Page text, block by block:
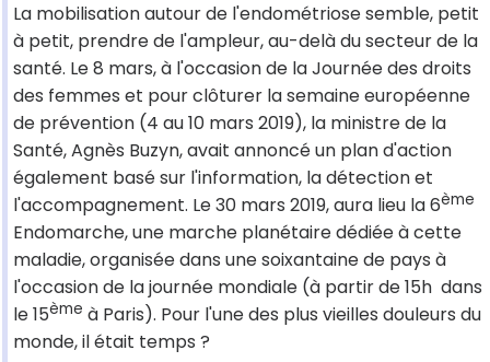
La mobilisation autour de l'endométriose semble, petit
à petit, prendre de l'ampleur, au-delà du secteur de la
santé. Le 8 mars, à l'occasion de la Journée des droits
des femmes et pour clôturer la semaine européenne
de prévention (4 au 10 mars 2019), la ministre de la
Santé, Agnès Buzyn, avait annoncé un plan d'action
également basé sur l'information, la détection et
l'accompagnement. Le 30 mars 2019, aura lieu la 6ème
Endomarche, une marche planétaire dédiée à cette
maladie, organisée dans une soixantaine de pays à
l'occasion de la journée mondiale (à partir de 15h dans
le 15ème à Paris). Pour l'une des plus vieilles douleurs du
monde, il était temps ?